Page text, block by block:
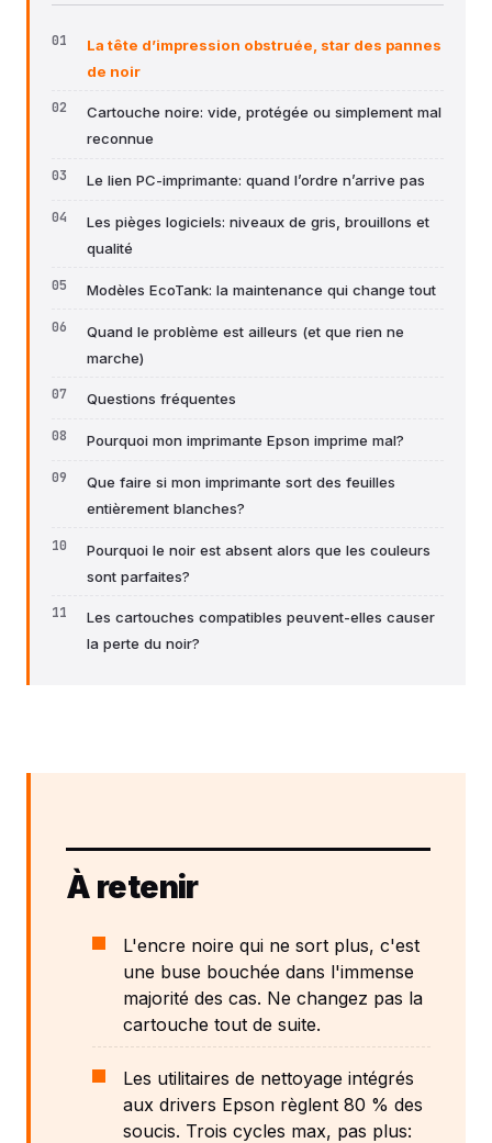
La tête d’impression obstruée, star des pannes
de noir
Cartouche noire: vide, protégée ou simplement mal
reconnue
Le lien PC-imprimante: quand l’ordre n’arrive pas
Les pièges logiciels: niveaux de gris, brouillons et
qualité
Modèles EcoTank: la maintenance qui change tout
Quand le problème est ailleurs (et que rien ne
marche)
Questions fréquentes
Pourquoi mon imprimante Epson imprime mal?
Que faire si mon imprimante sort des feuilles
entièrement blanches?
Pourquoi le noir est absent alors que les couleurs
sont parfaites?
Les cartouches compatibles peuvent-elles causer
la perte du noir?
À retenir
L'encre noire qui ne sort plus, c'est
une buse bouchée dans l'immense
majorité des cas. Ne changez pas la
cartouche tout de suite.
Les utilitaires de nettoyage intégrés
aux drivers Epson règlent 80 % des
soucis. Trois cycles max, pas plus: